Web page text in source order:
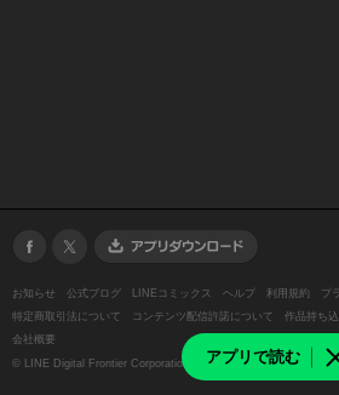
アプリで読む
お知らせ 公式ブログ LINEコミックス ヘルプ 利用規約
プ
特定商取引法について
コンテンツ配信許諾について 作品持ち
会社概要
© LINE Digital Frontier Corporation